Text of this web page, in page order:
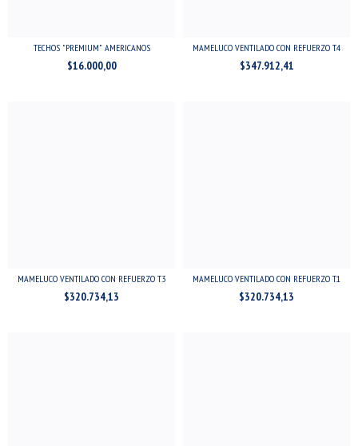
TECHOS "PREMIUM" AMERICANOS
$16.000,00
MAMELUCO VENTILADO CON REFUERZO T.4
$347.912,41
MAMELUCO VENTILADO CON REFUERZO T.3
$320.734,13
MAMELUCO VENTILADO CON REFUERZO T.1
$320.734,13